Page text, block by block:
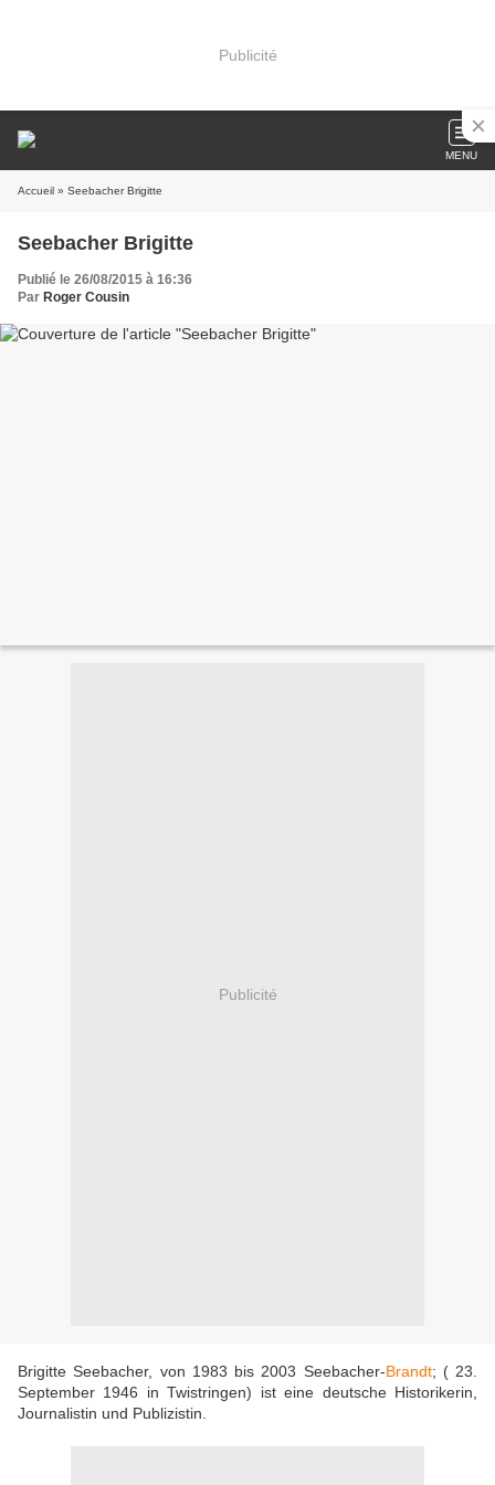
Publicité
MENU
Accueil » Seebacher Brigitte
Seebacher Brigitte
Publié le 26/08/2015 à 16:36
Par Roger Cousin
Publicité
Brigitte Seebacher, von 1983 bis 2003 Seebacher-Brandt; ( 23.
September 1946 in Twistringen) ist eine deutsche Historikerin,
Journalistin und Publizistin.